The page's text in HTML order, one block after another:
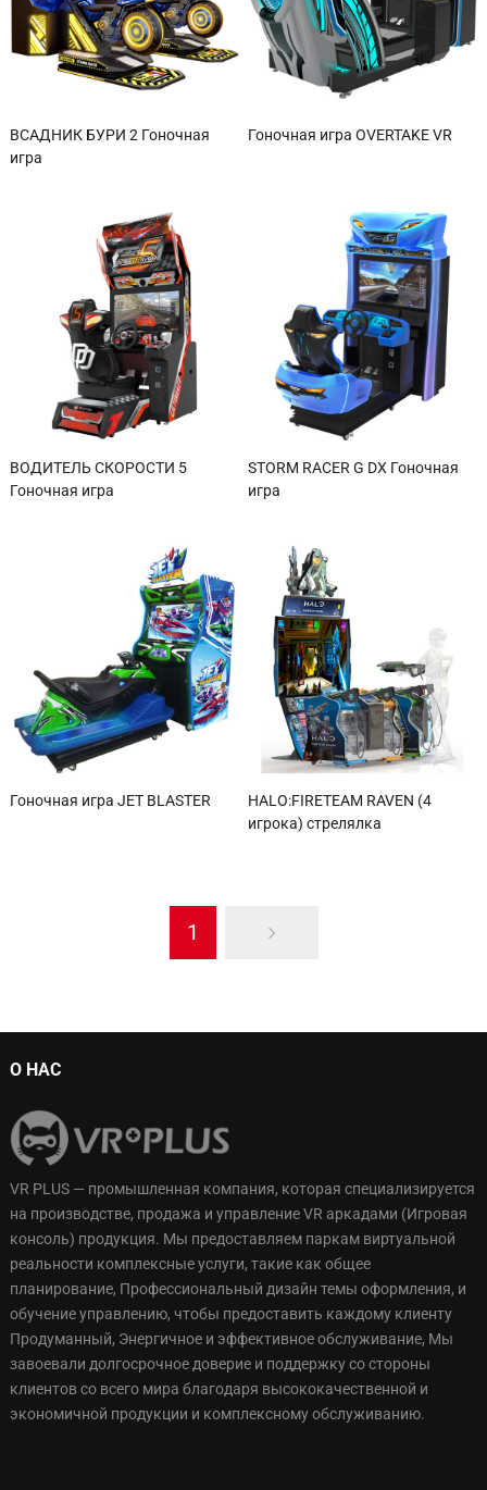
ВСАДНИК БУРИ 2 Гоночная
игра
Гоночная игра OVERTAKE VR
ВОДИТЕЛЬ СКОРОСТИ 5
Гоночная игра
STORM RACER G DX Гоночная
игра
Гоночная игра JET BLASTER
HALO:FIRETEAM RAVEN (4
игрока) стрелялка
1
О НАС
VR PLUS — промышленная компания, которая специализируется
на производстве, продажа и управление VR аркадами (Игровая
консоль) продукция. Мы предоставляем паркам виртуальной
реальности комплексные услуги, такие как общее
планирование, Профессиональный дизайн темы оформления, и
обучение управлению, чтобы предоставить каждому клиенту
Продуманный, Энергичное и эффективное обслуживание, Мы
завоевали долгосрочное доверие и поддержку со стороны
клиентов со всего мира благодаря высококачественной и
экономичной продукции и комплексному обслуживанию.